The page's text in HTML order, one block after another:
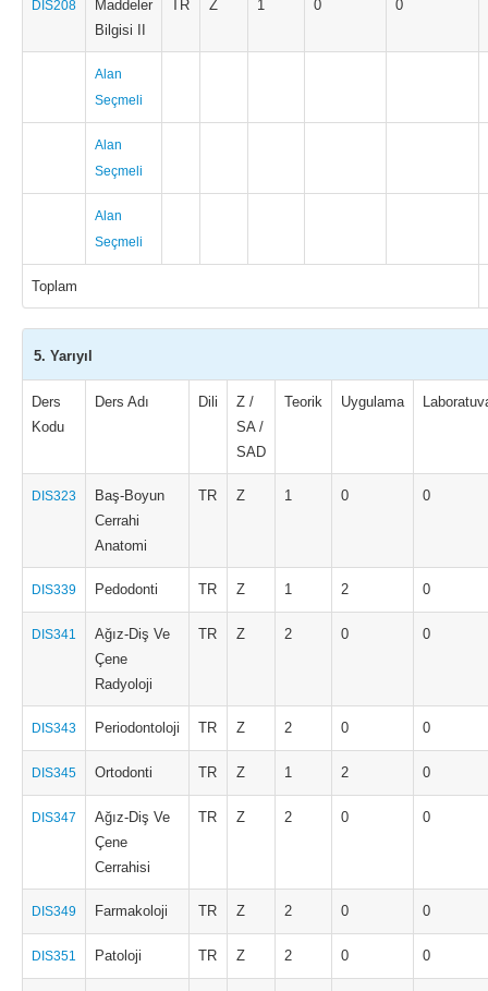
DIS208
Maddeler
Bilgisi II
TR Z 1 0 0
Alan
Seçmeli
Alan
Seçmeli
Alan
Seçmeli
Toplam
5. Yarıyıl
Ders
Kodu
Ders Adı Dili
Z /
SA /
SAD
Teorik Uygulama
DIS323
Baş-Boyun
Cerrahi
Anatomi
TR Z 1 0 0
DIS339 Pedodonti TR Z 1 2 0
DIS341
Ağız-Diş Ve
Çene
Radyoloji
TR Z 2 0 0
DIS343 Periodontoloji TR Z 2 0 0
DIS345 Ortodonti TR Z 1 2 0
DIS347
Ağız-Diş Ve
Çene
Cerrahisi
TR Z 2 0 0
DIS349 Farmakoloji TR Z 2 0 0
DIS351 Patoloji TR Z 2 0 0